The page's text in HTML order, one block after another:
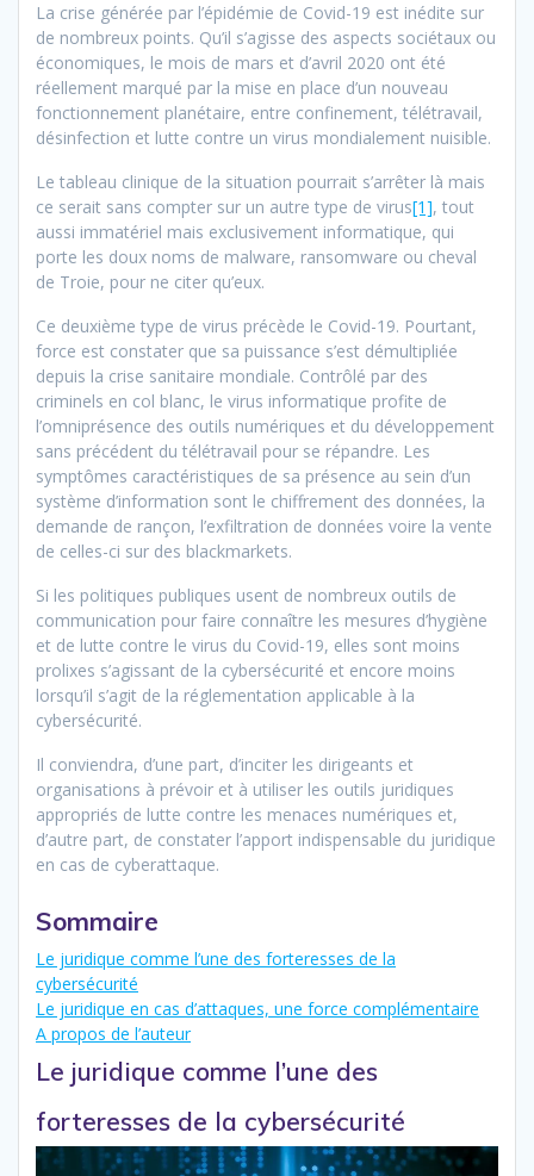
La crise générée par l’épidémie de Covid-19 est inédite sur
de nombreux points. Qu’il s’agisse des aspects sociétaux ou
économiques, le mois de mars et d’avril 2020 ont été
réellement marqué par la mise en place d’un nouveau
fonctionnement planétaire, entre confinement, télétravail,
désinfection et lutte contre un virus mondialement nuisible.
Le tableau clinique de la situation pourrait s’arrêter là mais
ce serait sans compter sur un autre type de virus[1], tout
aussi immatériel mais exclusivement informatique, qui
porte les doux noms de malware, ransomware ou cheval
de Troie, pour ne citer qu’eux.
Ce deuxième type de virus précède le Covid-19. Pourtant,
force est constater que sa puissance s’est démultipliée
depuis la crise sanitaire mondiale. Contrôlé par des
criminels en col blanc, le virus informatique profite de
l’omniprésence des outils numériques et du développement
sans précédent du télétravail pour se répandre. Les
symptômes caractéristiques de sa présence au sein d’un
système d’information sont le chiffrement des données, la
demande de rançon, l’exfiltration de données voire la vente
de celles-ci sur des blackmarkets.
Si les politiques publiques usent de nombreux outils de
communication pour faire connaître les mesures d’hygiène
et de lutte contre le virus du Covid-19, elles sont moins
prolixes s’agissant de la cybersécurité et encore moins
lorsqu’il s’agit de la réglementation applicable à la
cybersécurité.
Il conviendra, d’une part, d’inciter les dirigeants et
organisations à prévoir et à utiliser les outils juridiques
appropriés de lutte contre les menaces numériques et,
d’autre part, de constater l’apport indispensable du juridique
en cas de cyberattaque.
Sommaire
Le juridique comme l’une des forteresses de la
cybersécurité
Le juridique en cas d’attaques, une force complémentaire
A propos de l’auteur
Le juridique comme l’une des
forteresses de la cybersécurité